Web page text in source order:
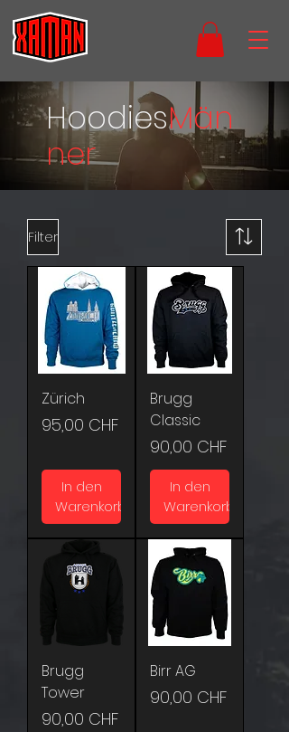
HoodiesMän
ner
Filter
Zürich
Preis
95,00 CHF
In den
Warenkorb
Brugg
Classic
Preis
90,00 CHF
In den
Warenkorb
Brugg
Tower
Preis
90,00 CHF
Birr AG
Preis
90,00 CHF